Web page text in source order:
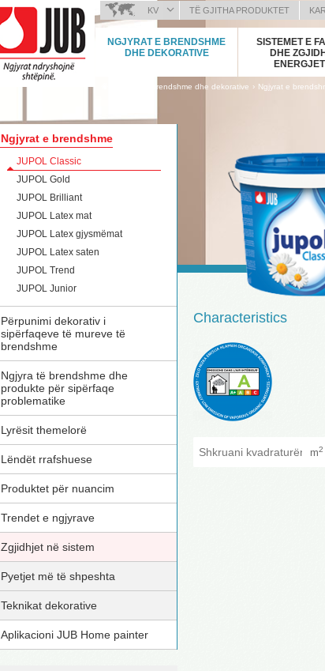
TË GJITHA PRODUKTET
BOSANSKI (BOSNIAN)
HRVATSKI (CROATIAN)
ENGLISH (ENGLISH)
MAGYAR (HUNGARIAN)
KV
МАКЕДОНСКИ (MACEDONIAN)
SLOVENČINA (SLOVAK)
NGJYRAT E BRENDSHME
DHE DEKORATIVE
SISTEMET E
DHE
Ngjyrat e brendshme dhe dekorative › Ngjyrat e
Ngjyrat e brendshme
JUPOL Classic
JUPOL Gold
JUPOL Brilliant
JUPOL Latex mat
JUPOL Latex gjysmëmat
JUPOL Latex saten
JUPOL Trend
JUPOL Junior
Përpunimi dekorativ i
sipërfaqeve të mureve të
brendshme
Ngjyra të brendshme dhe
produkte për sipërfaqe
problematike
Lyrësit themelorë
Lëndët rrafshuese
Produktet për nuancim
Trendet e ngjyrave
Zgjidhjet në sistem
Pyetjet më të shpeshta
Teknikat dekorative
Aplikacioni JUB Home painter
Characteristics
m2